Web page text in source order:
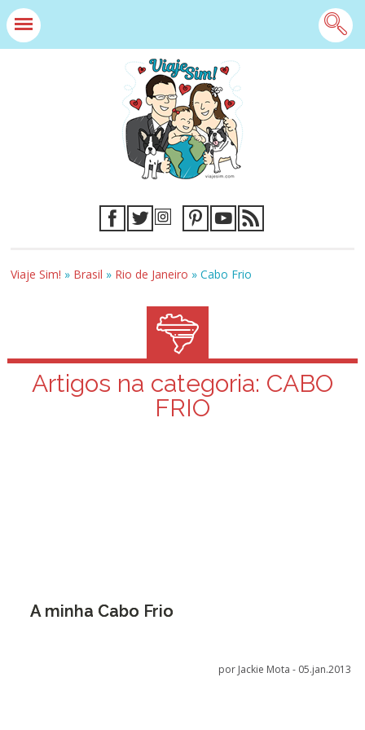
Viaje Sim! » Brasil » Rio de Janeiro »Cabo Frio
Artigos na categoria: CABO
FRIO
A minha Cabo Frio
por Jackie Mota - 05.jan.2013